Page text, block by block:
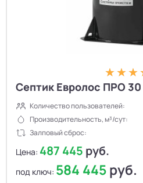
Септик Евролос ПРО 30
Количество пользователей:
Производительность, м³/сут:
Залповый сброс:
Цена: 487 445 руб.
под ключ: 584 445руб.